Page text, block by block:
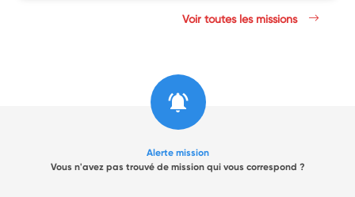
Voir toutes les missions
Alerte mission
Vous n'avez pas trouvé de mission qui vous correspond ?